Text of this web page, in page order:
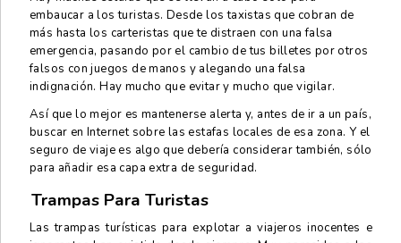
embaucar a los turistas. Desde los taxistas que cobran de
más hasta los carteristas que te distraen con una falsa
emergencia, pasando por el cambio de tus billetes por otros
falsos con juegos de manos y alegando una falsa
indignación. Hay mucho que evitar y mucho que vigilar.
Así que lo mejor es mantenerse alerta y, antes de ir a un país,
buscar en Internet sobre las estafas locales de esa zona. Y el
seguro de viaje es algo que debería considerar también, sólo
para añadir esa capa extra de seguridad.
Trampas Para Turistas
Las trampas turísticas para explotar a viajeros inocentes e